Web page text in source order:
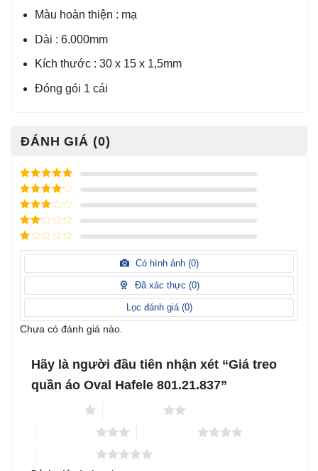
Màu hoàn thiện : mạ
Dài : 6.000mm
Kích thước : 30 x 15 x 1,5mm
Đóng gói 1 cái
ĐÁNH GIÁ (0)
Được xếp
hạng
5
5
sao
Được xếp
hạng
4
5
sao
Được
xếp
hạng3
5 sao
Được
hạng
sao
Được
hạng
sao
Có hình ảnh (0)
Đã xác thực (0)
Lọc đánh giá (0)
Chưa có đánh giá nào.
Hãy là người đầu tiên nhận xét “Giá treo
quần áo Oval Hafele 801.21.837”